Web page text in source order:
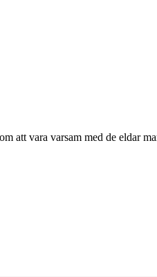
att vara varsam med de eldar